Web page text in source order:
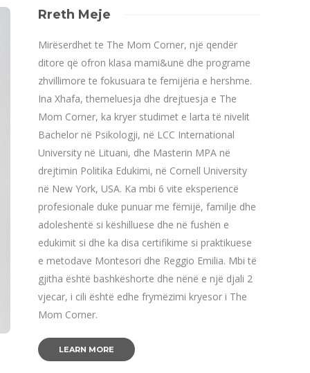
Rreth Meje
Mirëserdhet te The Mom Corner, një qendër
ditore që ofron klasa mami&unë dhe programe
zhvillimore te fokusuara te femijëria e hershme.
Ina Xhafa, themeluesja dhe drejtuesja e The
Mom Corner, ka kryer studimet e larta të nivelit
Bachelor në Psikologji, në LCC International
University në Lituani, dhe Masterin MPA në
drejtimin Politika Edukimi, në Cornell University
në New York, USA. Ka mbi 6 vite eksperiencë
profesionale duke punuar me fëmijë, familje dhe
adoleshentë si këshilluese dhe në fushën e
edukimit si dhe ka disa certifikime si praktikuese
e metodave Montesori dhe Reggio Emilia. Mbi të
gjitha është bashkëshorte dhe nënë e një djali 2
vjecar, i cili është edhe frymëzimi kryesor i The
Mom Corner.
LEARN MORE